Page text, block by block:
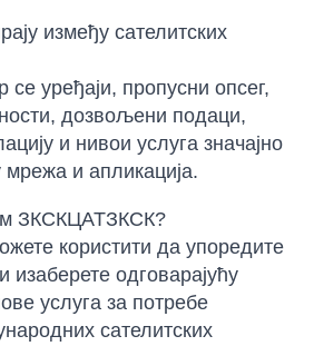
између сателитских
се уређаји, пропусни опсег,
дозвољени подаци,
и нивои услуга значајно
мрежа и апликација.
ЗКСКЦАТЗКСК?
користити да упоредите
изаберете одговарајућу
услуга за потребе
сателитских